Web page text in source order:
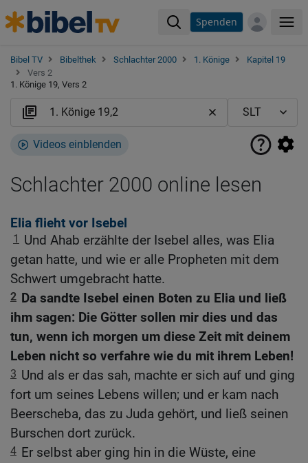
Spenden
Bibel TV Bibelthek Schlachter 2000 1. Könige
Kapitel 19
Vers 2
1. Könige 19, Vers 2
Videos einblenden
Schlachter 2000 online lesen
Elia flieht vor Isebel
1
Und Ahab erzählte der Isebel alles, was Elia
getan hatte, und wie er alle Propheten mit dem
Schwert umgebracht hatte.
2 Da sandte Isebel einen Boten zu Elia und ließ
ihm sagen: Die Götter sollen mir dies und das
tun, wenn ich morgen um diese Zeit mit deinem
Leben nicht so verfahre wie du mit ihrem Leben!
3 Und als er das sah, machte er sich auf und ging
fort um seines Lebens willen; und er kam nach
Beerscheba, das zu Juda gehört, und ließ seinen
Burschen dort zurück.
4 Er selbst aber ging hin in die Wüste, eine